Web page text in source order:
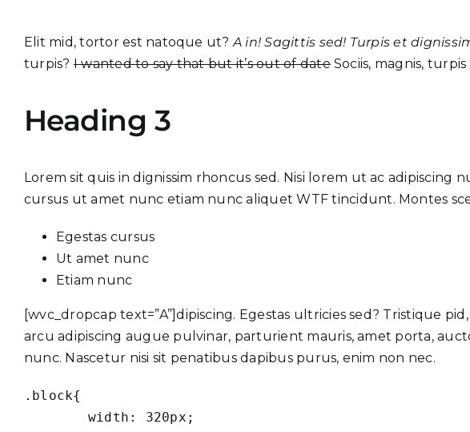
Elit mid, tortor est natoque ut? A in! Sagittis sed! Turpis et
turpis? I wanted to say that but it’s out of dateSociis, magnis, turpis
Heading 3
Lorem sit quis in dignissim rhoncus sed. Nisi lorem ut ac adipiscing
cursus ut amet nunc etiam nunc aliquetWTF tincidunt. Montes
Egestas cursus
Ut amet nunc
Etiam nunc
[wvc_dropcap text=”A”]dipiscing. Egestas ultricies sed? Tristique
arcu adipiscing augue pulvinar, parturient mauris, amet porta,
nunc. Nascetur nisi sit penatibus dapibus purus, enim non nec.
.block{